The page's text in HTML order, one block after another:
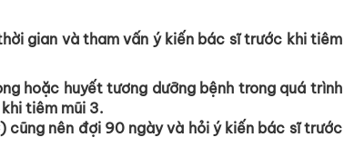
gian và tham vấn ý kiến bác sĩ trước khi tiêm
hoặc huyết tương dưỡng bệnh trong quá trình
tiêm mũi 3.
cũng nên đợi 90 ngày và hỏi ý kiến bác sĩ trước